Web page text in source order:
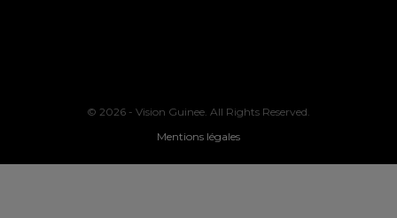
© 2026 - Vision Guinee. All Rights Reserved.
Mentions légales